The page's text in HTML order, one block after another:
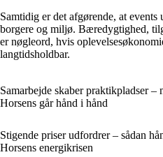
Samtidig er det afgørende, at
borgere og miljø. Bæredygtighed,
er nøgleord, hvis
langtidsholdbar.
Samarbejde skaber praktikpladser –
Horsens går hånd i hånd
Stigende priser udfordrer – sådan
Horsens energikrisen